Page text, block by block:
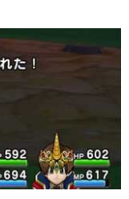
(カウント3)
(カウント開始)
(カウント3)